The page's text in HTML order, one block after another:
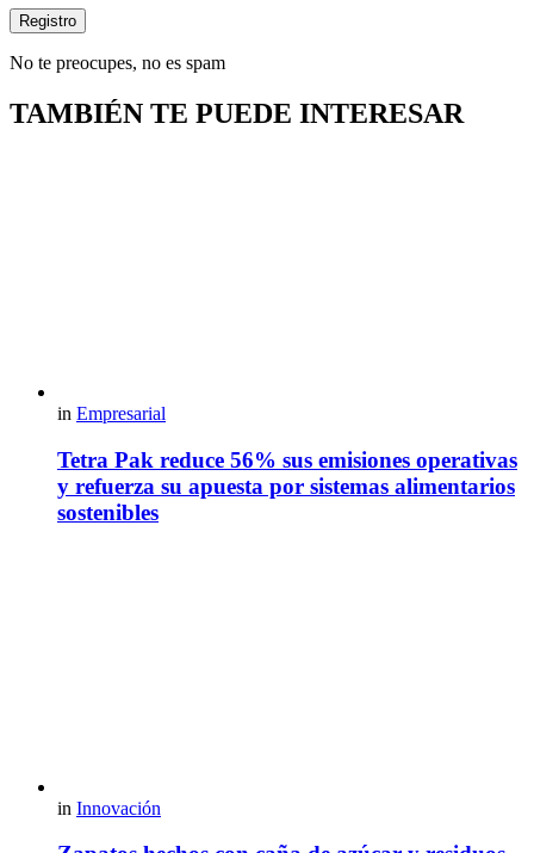
No te preocupes, no es spam
TAMBIÉN TE PUEDE INTERESAR
in Empresarial
Tetra Pak reduce 56% sus emisiones operativas
y refuerza su apuesta por sistemas alimentarios
sostenibles
in Innovación